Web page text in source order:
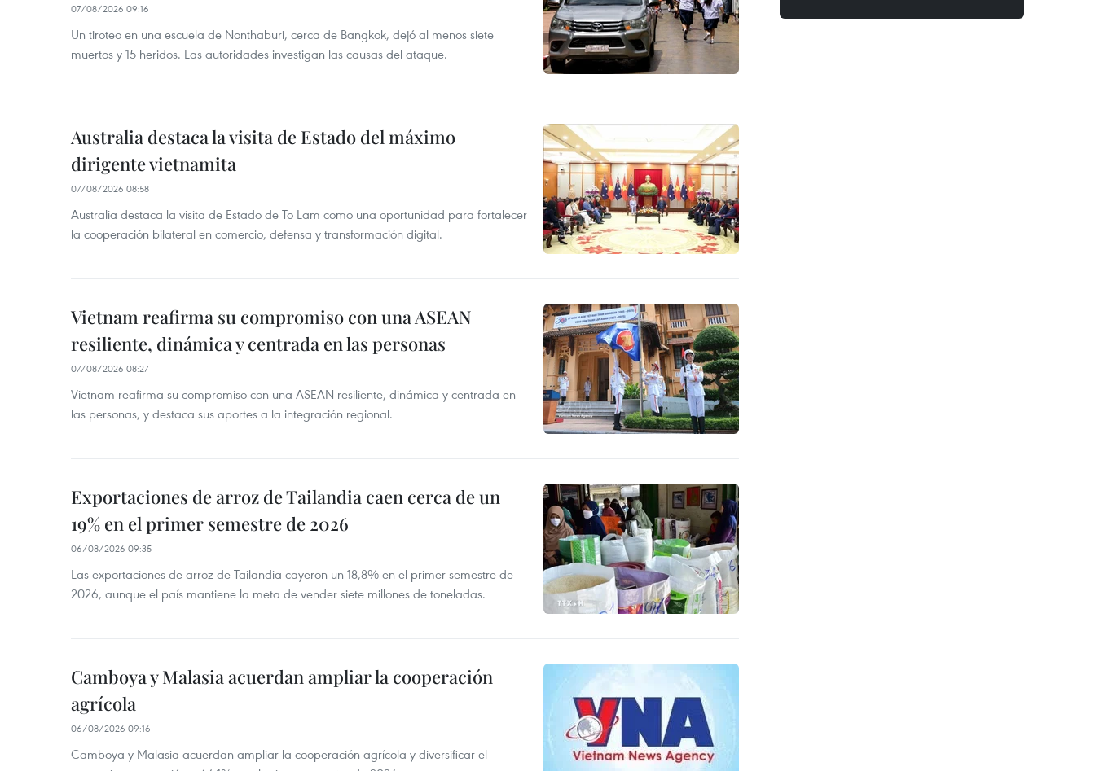
07/08/2026 09:16
Un tiroteo en una escuela de Nonthaburi, cerca de Bangkok, dejó al menos siete
muertos y 15 heridos. Las autoridades investigan las causas del ataque.
Australia destaca la visita de Estado del máximo
dirigente vietnamita
07/08/2026 08:58
Australia destaca la visita de Estado de To Lam como una oportunidad para fortalecer
la cooperación bilateral en comercio, defensa y transformación digital.
Vietnam reafirma su compromiso con una ASEAN
resiliente, dinámica y centrada en las personas
07/08/2026 08:27
Vietnam reafirma su compromiso con una ASEAN resiliente, dinámica y centrada en
las personas, y destaca sus aportes a la integración regional.
Exportaciones de arroz de Tailandia caen cerca de un
19% en el primer semestre de 2026
06/08/2026 09:35
Las exportaciones de arroz de Tailandia cayeron un 18,8% en el primer semestre de
2026, aunque el país mantiene la meta de vender siete millones de toneladas.
Camboya y Malasia acuerdan ampliar la cooperación
agrícola
06/08/2026 09:16
Camboya y Malasia acuerdan ampliar la cooperación agrícola y diversificar el